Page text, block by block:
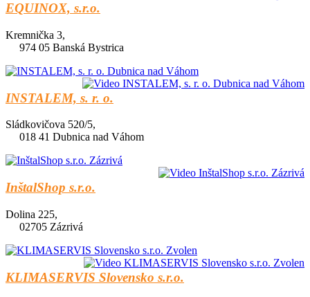
EQUINOX, s.r.o.
Kremnička 3,
974 05 Banská Bystrica
INSTALEM, s. r. o.
Sládkovičova 520/5,
018 41 Dubnica nad Váhom
InštalShop s.r.o.
Dolina 225,
02705 Zázrivá
KLIMASERVIS Slovensko s.r.o.